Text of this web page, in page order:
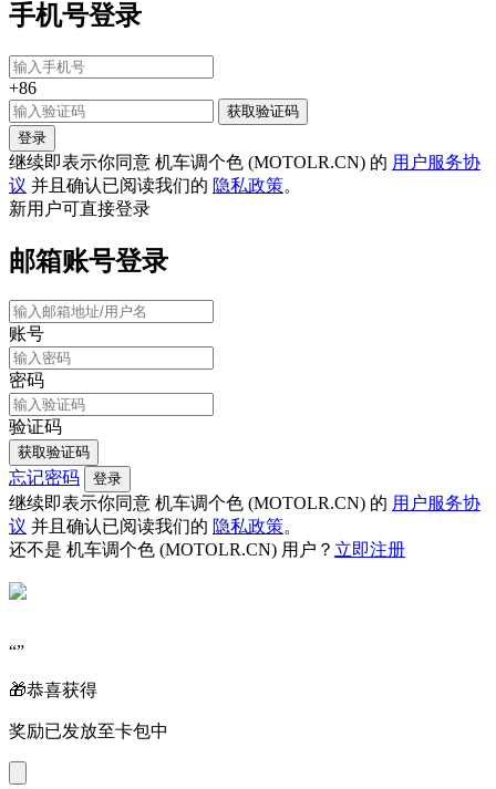
手机号登录
+86
获取验证码
登录
继续即表示你同意 机车调个色 (MOTOLR.CN) 的 用户服务协
议 并且确认已阅读我们的 隐私政策。
新用户可直接登录
邮箱账号登录
账号
密码
验证码
获取验证码
忘记密码 登录
继续即表示你同意 机车调个色 (MOTOLR.CN) 的 用户服务协
议 并且确认已阅读我们的 隐私政策。
还不是 机车调个色 (MOTOLR.CN) 用户？ 立即注册
“”
🎁恭喜获得
奖励已发放至卡包中